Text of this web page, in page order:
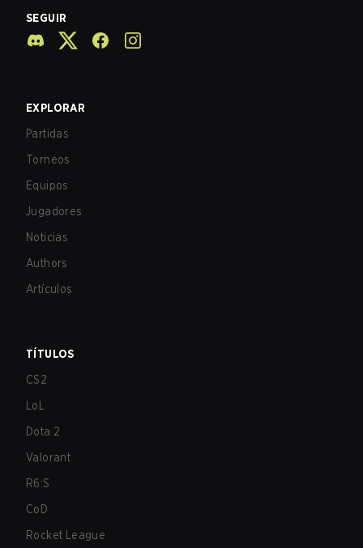
SEGUIR
EXPLORAR
Partidas
Torneos
Equipos
Jugadores
Noticias
Authors
Artículos
TÍTULOS
CS2
LoL
Dota 2
Valorant
R6:S
CoD
Rocket League